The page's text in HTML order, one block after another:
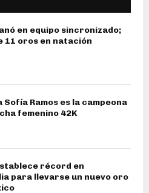
en equipo sincronizado;
11 oros en natación
Sofía Ramos es la campeona
femenino 42K
récord en
para llevarse un nuevo oro